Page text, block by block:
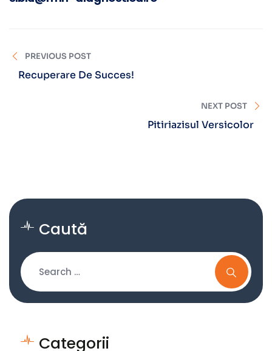
PREVIOUS POST
Recuperare De Succes!
NEXT POST
Pitiriazisul Versicolor
Caută
Categorii